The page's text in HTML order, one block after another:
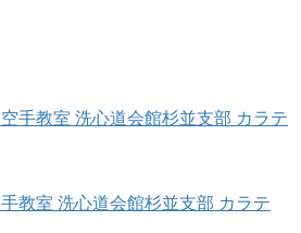
手教室 洗心道会館杉並支部 カラテ
教室 洗心道会館杉並支部 カラテ